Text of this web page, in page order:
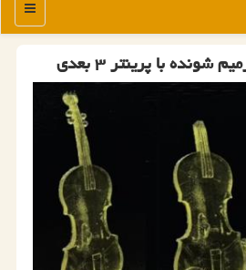
منو
با پرینتر ۳ بعدی